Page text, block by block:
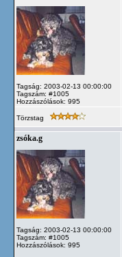
Tagság: 2003-02-13 00:00:00
Tagszám: #1005
Hozzászólások: 995
Törzstag
zsóka.g
Tagság: 2003-02-13 00:00:00
Tagszám: #1005
Hozzászólások: 995